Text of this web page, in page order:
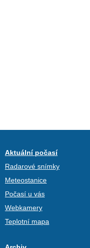
Aktuální počasí
Radarové snímky
Meteostanice
Počasí u vás
Webkamery
Teplotní mapa